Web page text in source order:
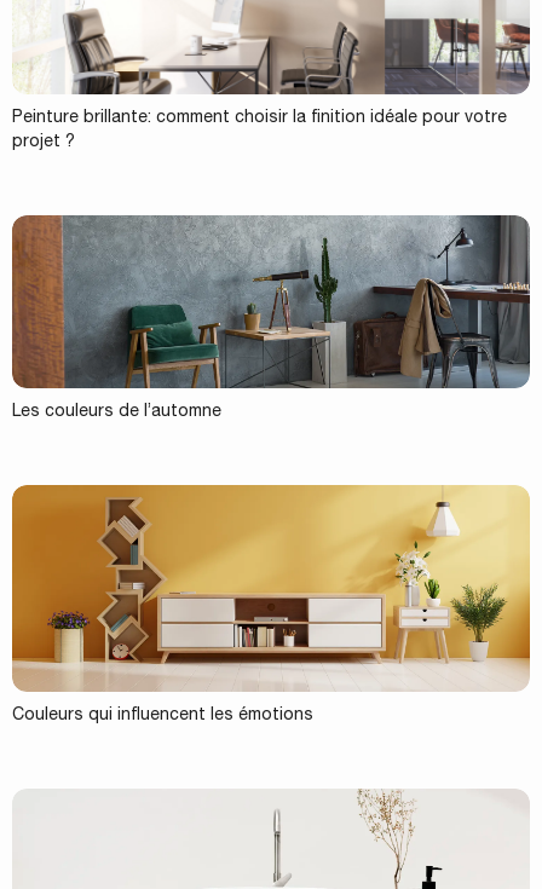
Peinture brillante: comment choisir la finition idéale pour votre
projet ?
Les couleurs de l’automne
Couleurs qui influencent les émotions